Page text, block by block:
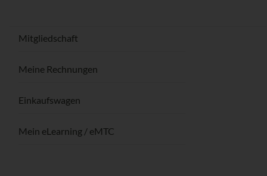
Mitgliedschaft
Meine Rechnungen
Einkaufswagen
Mein eLearning / eMTC